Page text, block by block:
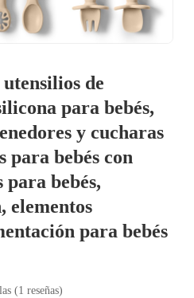
de
para bebés,
y cucharas
para bebés con
para bebés,
elementos
para bebés
(1 reseñas)